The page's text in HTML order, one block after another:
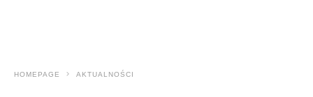
HOMEPAGE AKTUALNOŚCI